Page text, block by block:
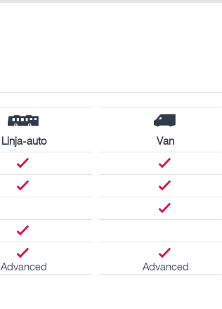
Linja-auto
Van
Advanced Advanced